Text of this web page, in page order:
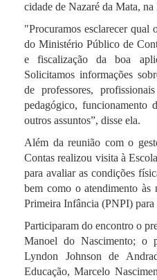
cidade de Nazaré da Mata,
"Procuramos esclarecer qual
do Ministério Público de
e fiscalização da boa
Solicitamos informações
de professores,
pedagógico, funcionamento
outros assuntos”, disse ela.
Além da reunião com o
Contas realizou visita à
para avaliar as condições
bem como o atendimento às
Primeira Infância (PNPI)
Participaram do encontro o
Manoel do Nascimento; o
Lyndon Johnson de
Educação, Marcelo